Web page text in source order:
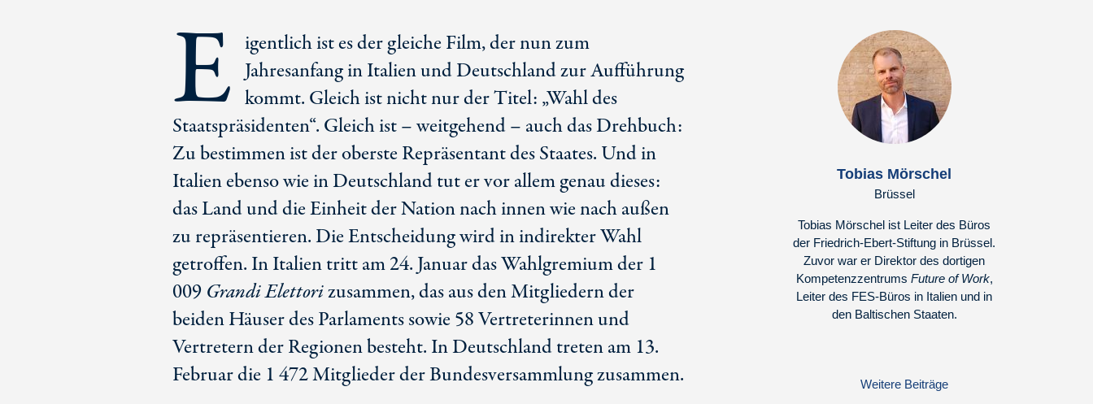
E igentlich ist es der gleiche Film, der nun zum
Jahresanfang in Italien und Deutschland zur Aufführung
kommt. Gleich ist nicht nur der Titel: „Wahl des
Staatspräsidenten“. Gleich ist – weitgehend – auch das Drehbuch:
Zu bestimmen ist der oberste Repräsentant des Staates. Und in
Italien ebenso wie in Deutschland tut er vor allem genau dieses:
das Land und die Einheit der Nation nach innen wie nach außen
zu repräsentieren. Die Entscheidung wird in indirekter Wahl
getroffen. In Italien tritt am 24. Januar das Wahlgremium der 1
009 Grandi Elettorizusammen, das aus den Mitgliedern der
beiden Häuser des Parlaments sowie 58 Vertreterinnen und
Vertretern der Regionen besteht. In Deutschland treten am 13.
Februar die 1 472 Mitglieder der Bundesversammlung zusammen.
Tobias Mörschel
Brüssel
Tobias Mörschel ist Leiter des Büros
der Friedrich-Ebert-Stiftung in Brüssel.
Zuvor war er Direktor des dortigen
Kompetenzzentrums Future of Work,
Leiter des FES-Büros in Italien und in
den Baltischen Staaten.
Weitere Beiträge